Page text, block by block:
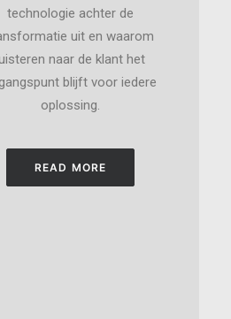
technologie achter de
uit en waarom
naar de klant het
blijft voor iedere
oplossing.
READ MORE